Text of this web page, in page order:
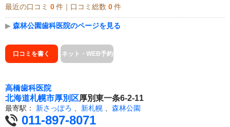
最近の口コミ 0 件｜口コミ総数 0 件
▶ 森林公園歯科医院のページを見る
口コミを書く ネット・WEB予約
高橋歯科医院
北海道札幌市厚別区厚別東一条6-2-11
最寄駅： 新さっぽろ 新札幌 森林公園
011-897-8071